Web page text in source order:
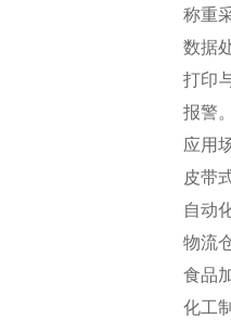
称重
数据
打印
报警‌
应用
皮带
自动
物流
食品
化工